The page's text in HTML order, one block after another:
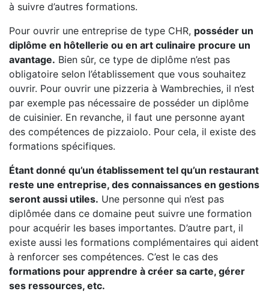
à suivre d’autres formations.
Pour ouvrir une entreprise de type CHR, posséder un
diplôme en hôtellerie ou en art culinaire procure un
avantage. Bien sûr, ce type de diplôme n’est pas
obligatoire selon l’établissement que vous souhaitez
ouvrir. Pour ouvrir une pizzeria à Wambrechies, il n’est
par exemple pas nécessaire de posséder un diplôme
de cuisinier. En revanche, il faut une personne ayant
des compétences de pizzaiolo. Pour cela, il existe des
formations spécifiques.
Étant donné qu’un établissement tel qu’un restaurant
reste une entreprise, des connaissances en gestions
seront aussi utiles. Une personne qui n’est pas
diplômée dans ce domaine peut suivre une formation
pour acquérir les bases importantes. D’autre part, il
existe aussi les formations complémentaires qui aident
à renforcer ses compétences. C’est le cas des
formations pour apprendre à créer sa carte, gérer
ses ressources, etc.